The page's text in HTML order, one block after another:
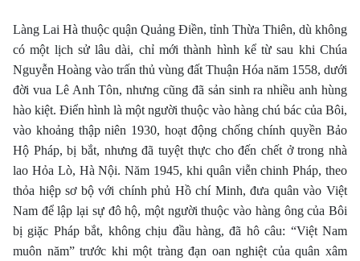
Làng Lai Hà thuộc quận Quảng Ðiền, tỉnh Thừa Thiên, dù không
có một lịch sử lâu dài, chỉ mới thành hình kể từ sau khi Chúa
Nguyễn Hoàng vào trấn thủ vùng đất Thuận Hóa năm 1558, dưới
đời vua Lê Anh Tôn, nhưng cũng đã sản sinh ra nhiều anh hùng
hào kiệt. Ðiển hình là một người thuộc vào hàng chú bác của Bôi,
vào khoảng thập niên 1930, hoạt động chống chính quyền Bảo
Hộ Pháp, bị bắt, nhưng đã tuyệt thực cho đến chết ở trong nhà
lao Hỏa Lò, Hà Nội. Năm 1945, khi quân viễn chinh Pháp, theo
thỏa hiệp sơ bộ với chính phủ Hồ chí Minh, đưa quân vào Việt
Nam để lập lại sự đô hộ, một người thuộc vào hàng ông của Bôi
bị giặc Pháp bắt, không chịu đầu hàng, đã hô câu: “Việt Nam
muôn năm” trước khi một tràng đạn oan nghiệt của quân xâm